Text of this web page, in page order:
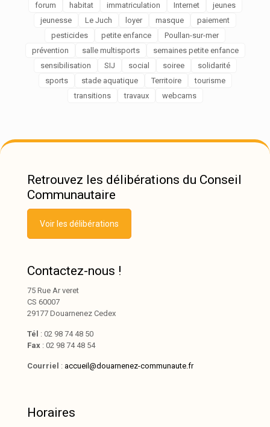
forum
habitat immatriculation Internet
jeunes
jeunesse
Le Juch loyer masque
paiement
pesticides
petite enfance
Poullan-sur-mer
prévention
salle multisports
semaines petite enfance
sensibilisation
SIJ social soiree
solidarité
sports
stade aquatique Territoire
tourisme
transitions
travaux webcams
Retrouvez les délibérations du Conseil
Communautaire
Voir les délibérations
Contactez-nous !
75 Rue Ar veret
CS 60007
29177 Douarnenez Cedex
Tél : 02 98 74 48 50
Fax : 02 98 74 48 54
Courriel : accueil@douarnenez-communaute.fr
Horaires